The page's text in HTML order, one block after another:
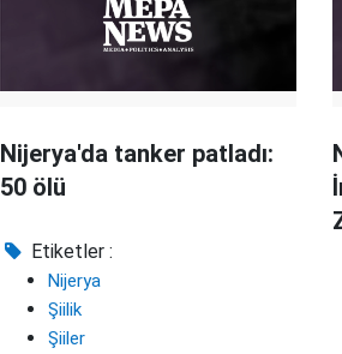
Nijerya'da tanker patladı:
50 ölü
Etiketler :
Nijerya
Şiilik
Şiiler